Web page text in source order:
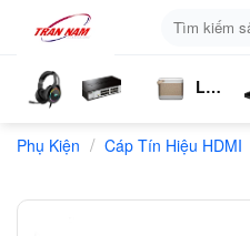
content
kiếm:
Nghe
Chia
Loa
Phụ Kiện / Cáp Tín Hiệu HDMI